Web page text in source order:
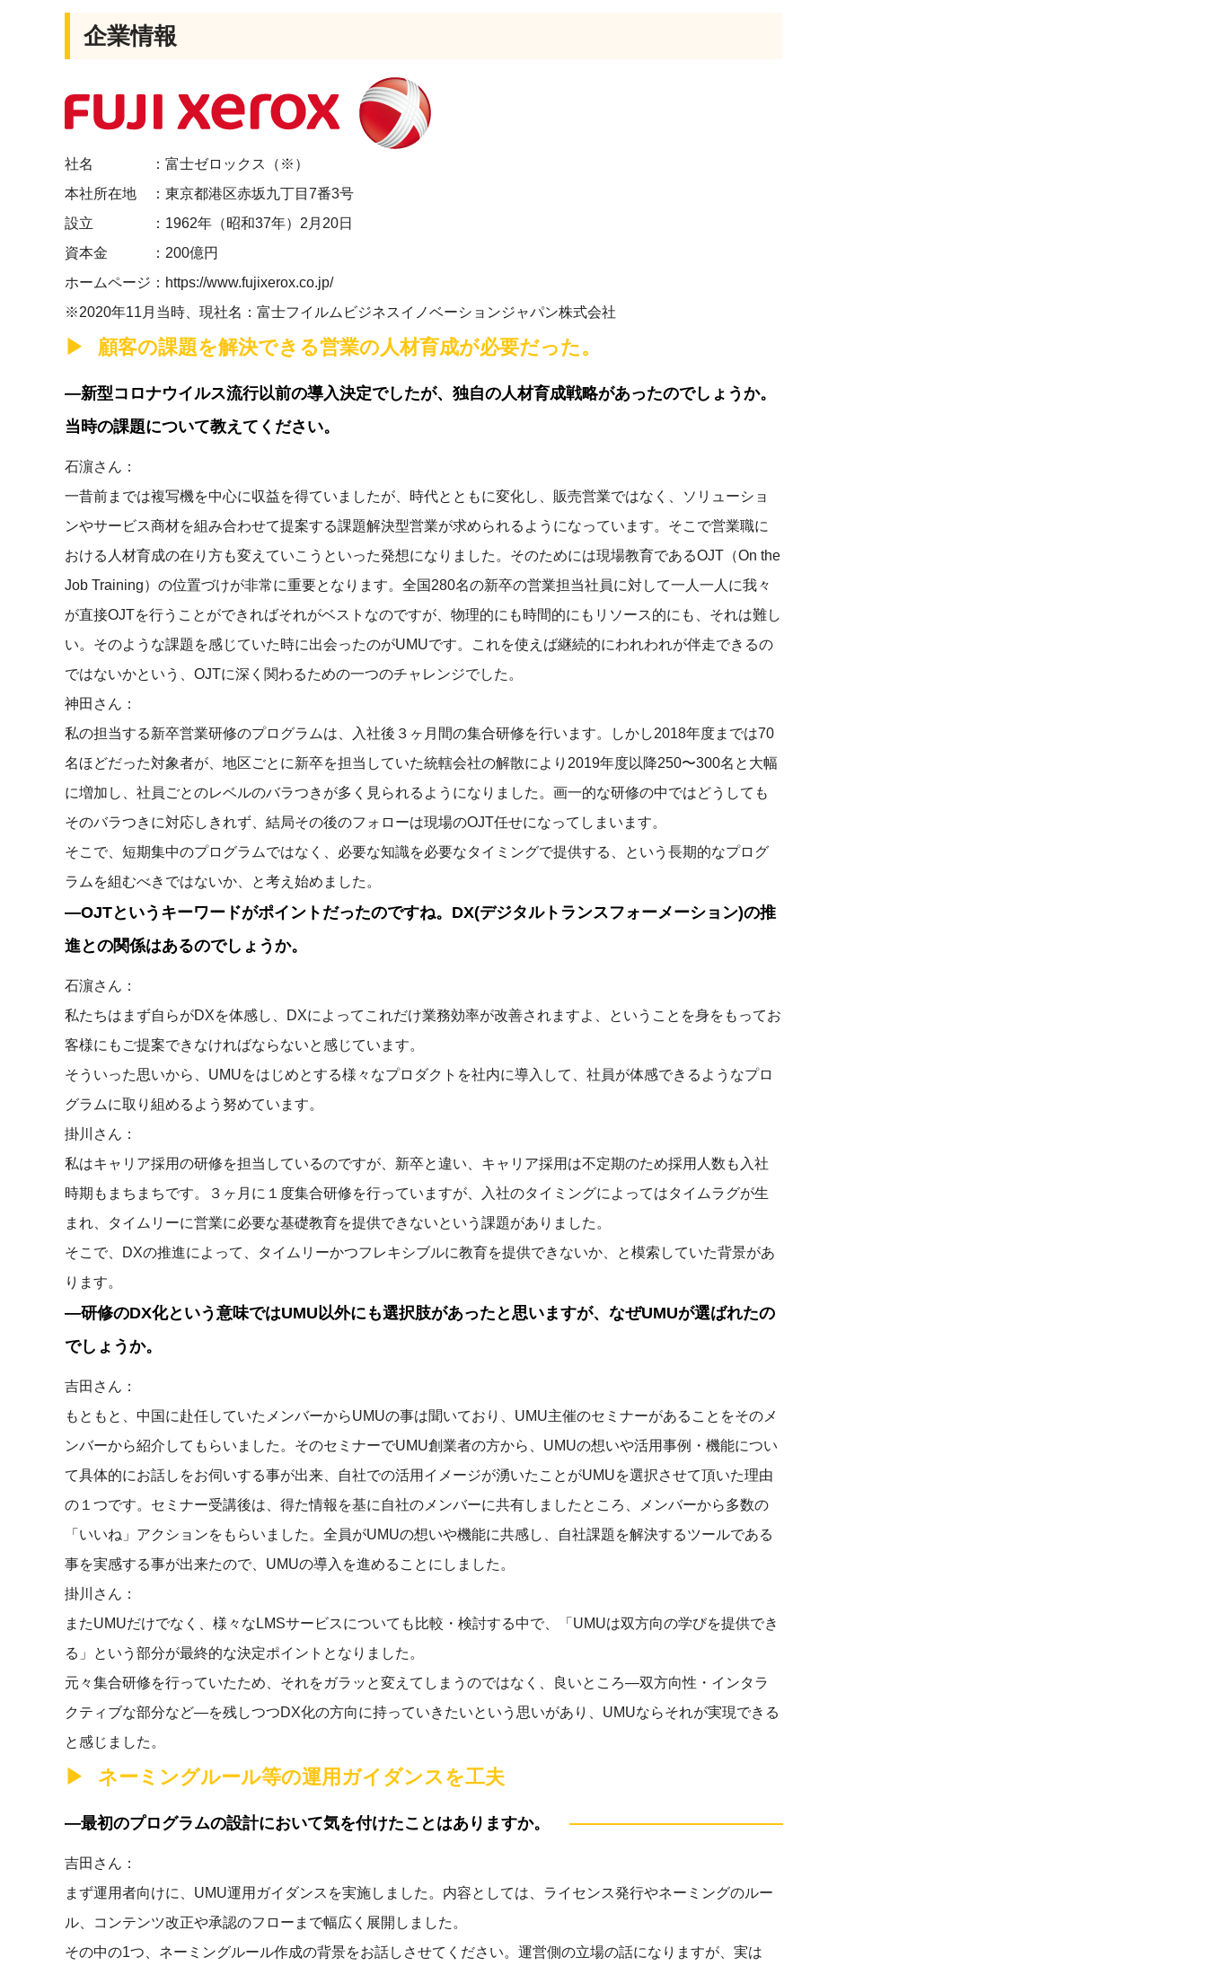
企業情報
社名 ：富士ゼロックス（※）
本社所在地 ：東京都港区赤坂九丁目7番3号
設立 ：1962年（昭和37年）2月20日
資本金 ：200億円
ホームページ：https://www.fujixerox.co.jp/
※2020年11月当時、現社名：富士フイルムビジネスイノベーションジャパン株式会社
顧客の課題を解決できる営業の人材育成が必要だった。
―新型コロナウイルス流行以前の導入決定でしたが、独自の人材育成戦略があったのでしょうか。
当時の課題について教えてください。
石濵さん：
一昔前までは複写機を中心に収益を得ていましたが、時代とともに変化し、販売営業ではなく、ソリューショ
ンやサービス商材を組み合わせて提案する課題解決型営業が求められるようになっています。そこで営業職に
おける人材育成の在り方も変えていこうといった発想になりました。そのためには現場教育であるOJT（On the
Job Training）の位置づけが非常に重要となります。全国280名の新卒の営業担当社員に対して一人一人に我々
が直接OJTを行うことができればそれがベストなのですが、物理的にも時間的にもリソース的にも、それは難し
い。そのような課題を感じていた時に出会ったのがUMUです。これを使えば継続的にわれわれが伴走できるの
ではないかという、OJTに深く関わるための一つのチャレンジでした。
神田さん：
私の担当する新卒営業研修のプログラムは、入社後３ヶ月間の集合研修を行います。しかし2018年度までは70
名ほどだった対象者が、地区ごとに新卒を担当していた統轄会社の解散により2019年度以降250〜300名と大幅
に増加し、社員ごとのレベルのバラつきが多く見られるようになりました。画一的な研修の中ではどうしても
そのバラつきに対応しきれず、結局その後のフォローは現場のOJT任せになってしまいます。
そこで、短期集中のプログラムではなく、必要な知識を必要なタイミングで提供する、という長期的なプログ
ラムを組むべきではないか、と考え始めました。
―OJTというキーワードがポイントだったのですね。DX(デジタルトランスフォーメーション)の推
進との関係はあるのでしょうか。
石濵さん：
私たちはまず自らがDXを体感し、DXによってこれだけ業務効率が改善されますよ、ということを身をもってお
客様にもご提案できなければならないと感じています。
そういった思いから、UMUをはじめとする様々なプロダクトを社内に導入して、社員が体感できるようなプロ
グラムに取り組めるよう努めています。
掛川さん：
私はキャリア採用の研修を担当しているのですが、新卒と違い、キャリア採用は不定期のため採用人数も入社
時期もまちまちです。３ヶ月に１度集合研修を行っていますが、入社のタイミングによってはタイムラグが生
まれ、タイムリーに営業に必要な基礎教育を提供できないという課題がありました。
そこで、DXの推進によって、タイムリーかつフレキシブルに教育を提供できないか、と模索していた背景があ
ります。
―研修のDX化という意味ではUMU以外にも選択肢があったと思いますが、なぜUMUが選ばれたの
でしょうか。
吉田さん：
もともと、中国に赴任していたメンバーからUMUの事は聞いており、UMU主催のセミナーがあることをそのメ
ンバーから紹介してもらいました。そのセミナーでUMU創業者の方から、UMUの想いや活用事例・機能につい
て具体的にお話しをお伺いする事が出来、自社での活用イメージが湧いたことがUMUを選択させて頂いた理由
の１つです。セミナー受講後は、得た情報を基に自社のメンバーに共有しましたところ、メンバーから多数の
「いいね」アクションをもらいました。全員がUMUの想いや機能に共感し、自社課題を解決するツールである
事を実感する事が出来たので、UMUの導入を進めることにしました。
掛川さん：
またUMUだけでなく、様々なLMSサービスについても比較・検討する中で、「UMUは双方向の学びを提供でき
る」という部分が最終的な決定ポイントとなりました。
元々集合研修を行っていたため、それをガラッと変えてしまうのではなく、良いところ—双方向性・インタラ
クティブな部分など—を残しつつDX化の方向に持っていきたいという思いがあり、UMUならそれが実現できる
と感じました。
ネーミングルール等の運用ガイダンスを工夫
―最初のプログラムの設計において気を付けたことはありますか。
吉田さん：
まず運用者向けに、UMU運用ガイダンスを実施しました。内容としては、ライセンス発行やネーミングのルー
ル、コンテンツ改正や承認のフローまで幅広く展開しました。
その中の1つ、ネーミングルール作成の背景をお話しさせてください。運営側の立場の話になりますが、実は